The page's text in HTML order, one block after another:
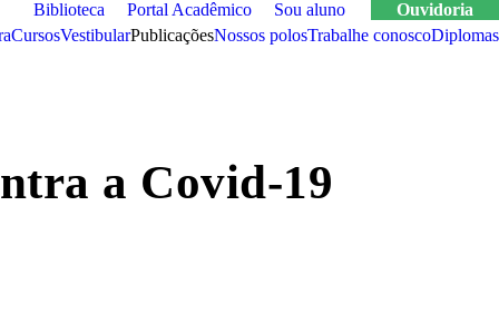
Biblioteca Portal Acadêmico Sou aluno
Ouvidoria
cursos vestibular publicações nossos polos trabalhe conosco Diplomas
a Covid-19